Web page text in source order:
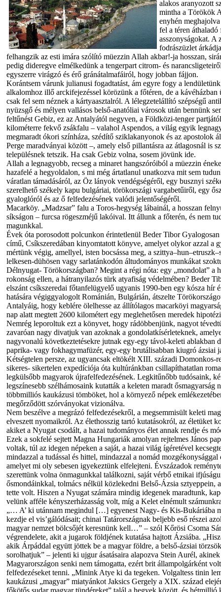
alakos aranyozott
mintha a Törökök
enyhén
fel a téren
asszonyságokat. A
fodrászüzlet
felhangzik az esti imára szólító müezzin Allah akbar!-ja hosszan,
pedig dideregve elmélkedünk a tengerpart citrom- és
egyszerre virágzó és érő gránátalmafáiról, hogy jobban fájjon.
Korántsem várunk julianusi fogadtatást, ám egyre fogy a
alkalomhoz illő arckifejezéssel körözünk a főtéren, de a
csak fel sem néznek a kártyaasztalról. A lélegzetelállító szépségű
nyüzsgő és mélyen vallásos belső-anatóliai városok után bennünk
feltűnést Gebiz, ez az Antalyától negyven, a Földközi-tenger
kilométerre fekvő zsákfalu – valahol Aspendos, a világ egyik
megmaradt ókori színháza, szédítő sziklakanyonok és az apostolok
Perge maradványai között –, amely első pillantásra az átlagosnál is
településnek tetszik. Ha csak Gebiz volna, sosem jövünk ide.
Allah a legnagyobb, recseg a minaret hangszóróiból a müezzin
hazafelé a hegyoldalon, s mi még ártatlanul unatkozva mit sem
váratlan támadásáról, az Öz lányok vendégségéről, egy busznyi
szerelhető székely kapu bulgáriai, törökországi vargabetűiről, egy
gyaloglóról és az ő felfedezésének valódi jelentőségéről.
Macarköy. „Madzsar” falu a Toros-hegység lábainál, a hosszan
síkságon – furcsa rögeszméjű lakóival. Itt állunk a főterén, és nem
magunkkal.
Évek óta porosodott polcunkon érintetlenül Beder Tibor
című, Csíkszeredában kinyomtatott könyve, amelyet olykor azzal a
mértünk végig, amellyel, isten bocsássa meg, a
lelkesen-dühösen vagy sarlatánkodón áltudományos munkákat
Délnyugat- Törökországban? Megint a régi nóta: egy „mondolat” a
rokonság ellen, a hátranyilazós türk atyafiság védelmében? Beder
elszánt csíkszeredai főtanfelügyelő ugyanis 1990-ben egy kósza hír
hatására végiggyalogolt Románián, Bulgárián, átszelte
Antalyáig, hogy keblére ölelhesse az állítólagos macarköyi
nap alatt megtett 2600 kilométert egy meglehetősen meredek
Nemrég leporoltuk ezt a könyvet, hogy rádöbbenjünk, nagyot
zavaróan nagy divatjuk van azoknak a gondolatkísérleteknek,
nagyvonalú következtetésekre jutnak egy-egy távol-keleti ablakban
paprika- vagy fokhagymafüzér, egy-egy brutálisabban kiugró ázsiai
Kétségtelen persze, az ugyancsak eltökélt XIII. századi Domonkos-
sikeres- sikertelen expedíciója óta kultúránkban csillapíthatatlan
legkülsőbb magyarok újrafelfedezésének. Legkitűnőbb tudósaink,
legszínesebb szélhámosaink kutatták a keleten maradt ősmagyarság
többmilliós kaukázusi tömböket, hol a környező népek
megőrződött szórványokat vizionálva.
Nem beszélve a megrázó felfedezésekről, a megsemmisült keleti
elveszett nyomaikról. Az élethosszig tartó kutatásokról, az életüket
akiket a Nyugat csodált, a hazai tudományos élet annak rendje és
Ezek a sokfelé sejtett Magna Hungariák amolyan rejtelmes János
voltak, túl az idegen népeken a saját, a hazai világ ígéretével
mindazzal a tudással és hittel, mindazzal a nomád mozgékonysággal
amelyet mi oly sebesen igyekeztünk elfelejteni. Évszázadok
szerettünk volna önmagunkkal találkozni, saját vérbő etnikai
ősmondáinkkal, tolmács nélkül közlekedni Belső-Ázsia sztyeppein,
tette volt. Hiszen a Nyugat számára mindig idegenek maradtunk,
velünk afféle kényszerházasság volt, míg a Kelet elnémult
„… A’ ki utánnam megindul […] egyenest Nagy- és Kis-Bukáriába
kezdje el vis’gálódásait; chinai Tatárországnak beljebb eső részei
magyar nemzet bölcsőjét keresnünk kell…” – szól Kőrösi Csoma
végrendelete, akit a jugarok földjének kutatása hajtott Ázsiába.
akik Árpáddal együtt jöttek be a magyar földre, a belső-ázsiai
sorolhatjuk” – jelenti ki ujgur ásatásaira alapozva Stein Aurél,
Magyarországon senki nem támogatta, ezért brit állampolgárként
felfedezéseket tenni. „Minink Atye ki da tegeken. Volgaltess tinin
kaukázusi „magyar” miatyánkot Jaksics Gergely a XIX. század
főkötős sudar magyar tündéreket” talál a hegyek között, és hétmillió